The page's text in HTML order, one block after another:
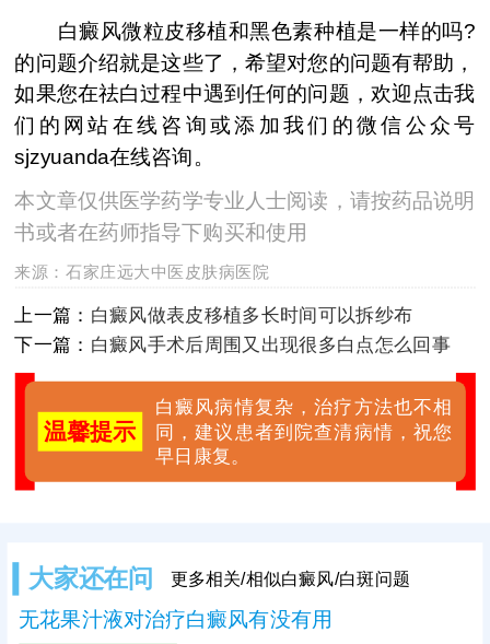
白癜风微粒皮移植和黑色素种植是一样的吗?
的问题介绍就是这些了，希望对您的问题有帮助，
如果您在祛白过程中遇到任何的问题，欢迎点击我
们的网站在线咨询或添加我们的微信公众号
sjzyuanda在线咨询。
本文章仅供医学药学专业人士阅读，请按药品说明
书或者在药师指导下购买和使用
来源：石家庄远大中医皮肤病医院
上一篇： 白癜风做表皮移植多长时间可以拆纱布
下一篇： 白癜风手术后周围又出现很多白点怎么回事
温馨提示
白癜风病情复杂，治疗方法也不相
同，建议患者到院查清病情，祝您
早日康复。
大家还在问 更多相关/相似白癜风/白斑问题
无花果汁液对治疗白癜风有没有用